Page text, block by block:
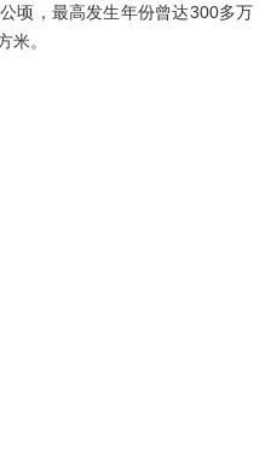
顷，最高发生年份曾达300多万
米。